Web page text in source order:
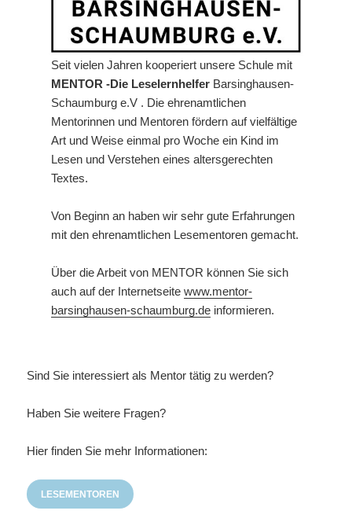
Seit vielen Jahren kooperiert unsere Schule mit
MENTOR -Die LeselernhelferBarsinghausen-
Schaumburg e.V . Die ehrenamtlichen
Mentorinnen und Mentoren fördern auf vielfältige
Art und Weise einmal pro Woche ein Kind im
Lesen und Verstehen eines altersgerechten
Textes.
Von Beginn an haben wir sehr gute Erfahrungen
mit den ehrenamtlichen Lesementoren gemacht.
Über die Arbeit von MENTOR können Sie sich
auch auf der Internetseite www.mentor-
barsinghausen-schaumburg.deinformieren.
Sind Sie interessiert als Mentor tätig zu werden?
Haben Sie weitere Fragen?
Hier finden Sie mehr Informationen:
LESEMENTOREN